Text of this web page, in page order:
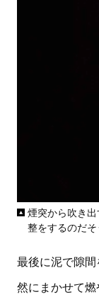
煙突から吹き
整をするのだそ
最後に泥で隙
然にまかせて